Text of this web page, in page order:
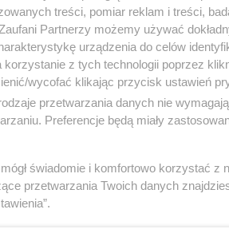
drzew. Wszystko to sprawia,
kontroli niż w domu.
treści, pomiar reklam i treści,
Partnerzy możemy używać
urządzenia do celów
z tych technologii poprzez
wycofać klikając przycisk ustawień
przetwarzania danych nie
Preferencje będą miały
świadomie i komfortowo korzystać z
przetwarzania Twoich danych